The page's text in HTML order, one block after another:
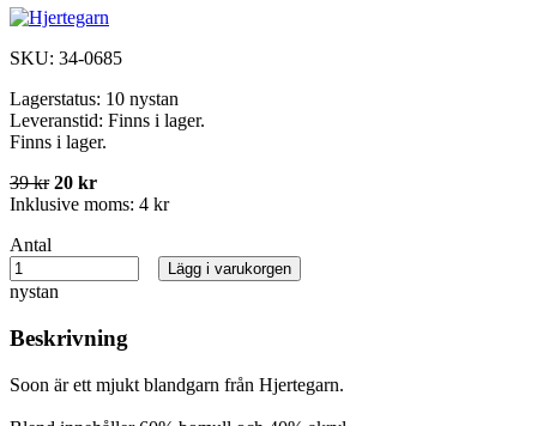
SKU: 34-0685
Lagerstatus: 10 nystan
Leveranstid: Finns i lager.
Finns i lager.
39 kr 20 kr
Inklusive moms: 4 kr
Antal
nystan
Lägg i varukorgen
Beskrivning
Soon är ett mjukt blandgarn från Hjertegarn.